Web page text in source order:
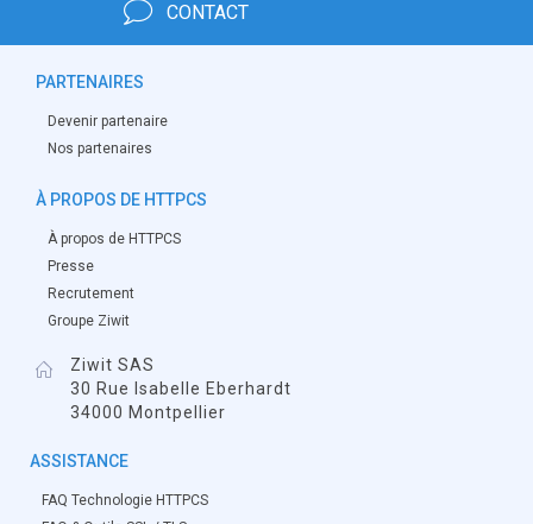
CONTACT
PARTENAIRES
Devenir partenaire
Nos partenaires
À PROPOS DE HTTPCS
À propos de HTTPCS
Presse
Recrutement
Groupe Ziwit
Ziwit SAS
30 Rue Isabelle Eberhardt
34000 Montpellier
ASSISTANCE
FAQ Technologie HTTPCS